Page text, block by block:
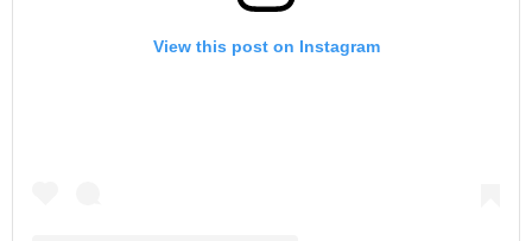
View this post on Instagram